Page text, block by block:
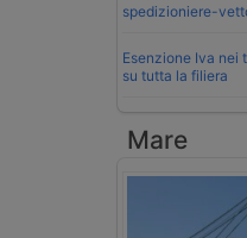
spedizioniere-
Esenzione Iva nei
su tutta la filiera
Mare